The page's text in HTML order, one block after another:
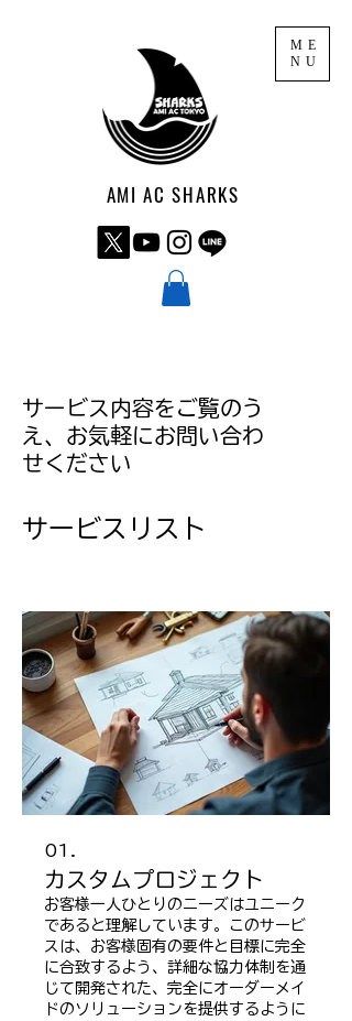
ME
NU
AMI AC SHARKS
サービス内容をご覧のう
え、お気軽にお問い合わ
せください
サービスリスト
01.
カスタムプロジェクト
お客様一人ひとりのニーズはユニーク
であると理解しています。このサービ
スは、お客様固有の要件と目標に完全
に合致するよう、詳細な協力体制を通
じて開発された、完全にオーダーメイ
ドのソリューションを提供するように